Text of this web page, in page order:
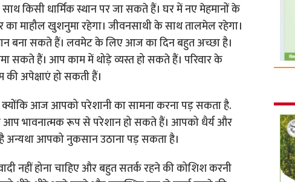
किसी धार्मिक स्थान पर जा सकते हैं। घर में नए मेहमानों के
माहौल खुशनुमा रहेगा। जीवनसाथी के साथ तालमेल रहेगा।
बना सकते हैं। लवमेट के लिए आज का दिन बहुत अच्छा है।
हैं। आप काम में थोड़े व्यस्त हो सकते हैं। परिवार के
अपेक्षाएं हो सकती हैं।
आज आपको परेशानी का सामना करना पड़ सकता है.
आप भावनात्मक रूप से परेशान हो सकते हैं। आपको धैर्य और
अन्यथा आपको नुकसान उठाना पड़ सकता है।
नहीं होना चाहिए और बहुत सतर्क रहने की कोशिश करनी